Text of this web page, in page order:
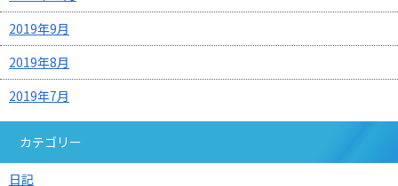
2019年9月
2019年8月
2019年7月
カテゴリー
日記